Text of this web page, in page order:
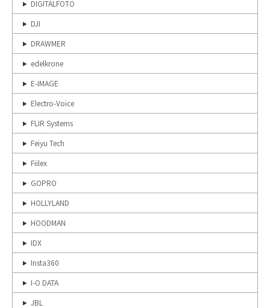
DIGITALFOTO
DJI
DRAWMER
edelkrone
E-IMAGE
Electro-Voice
FLIR Systems
Feiyu Tech
Fiilex
GOPRO
HOLLYLAND
HOODMAN
IDX
Insta360
I-O DATA
JBL